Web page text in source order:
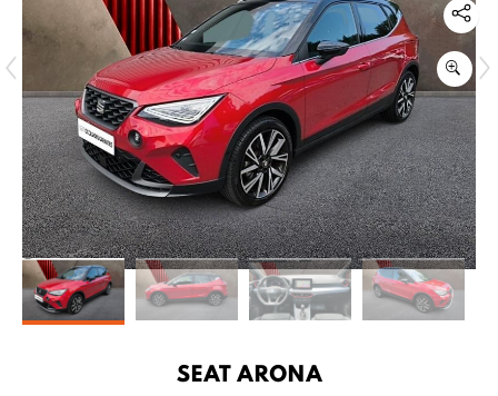
SEAT ARONA